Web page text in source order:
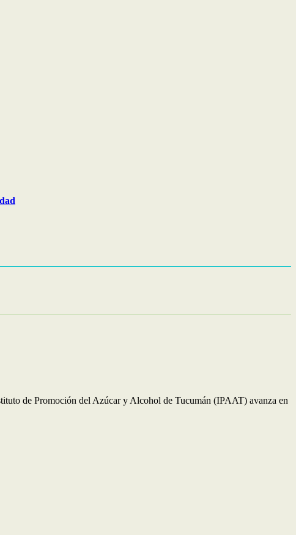
de Promoción del Azúcar y Alcohol de Tucumán (IPAAT) avanza en